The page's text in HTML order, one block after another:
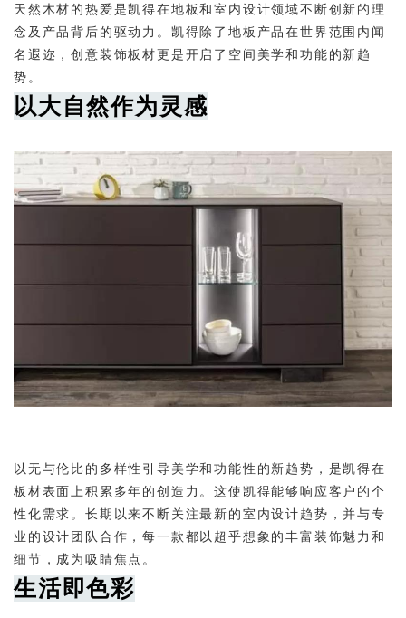
天然木材的热爱是凯得在地板和室内设计领域不断创新的理
念及产品背后的驱动力。凯得除了地板产品在世界范围内闻
名遐迩，创意装饰板材更是开启了空间美学和功能的新趋
势。
以大自然作为灵感
以无与伦比的多样性引导美学和功能性的新趋势，是凯得在
板材表面上积累多年的创造力。这使凯得能够响应客户的个
性化需求。长期以来不断关注最新的室内设计趋势，并与专
业的设计团队合作，每一款都以超乎想象的丰富装饰魅力和
细节，成为吸睛焦点。
生活即色彩